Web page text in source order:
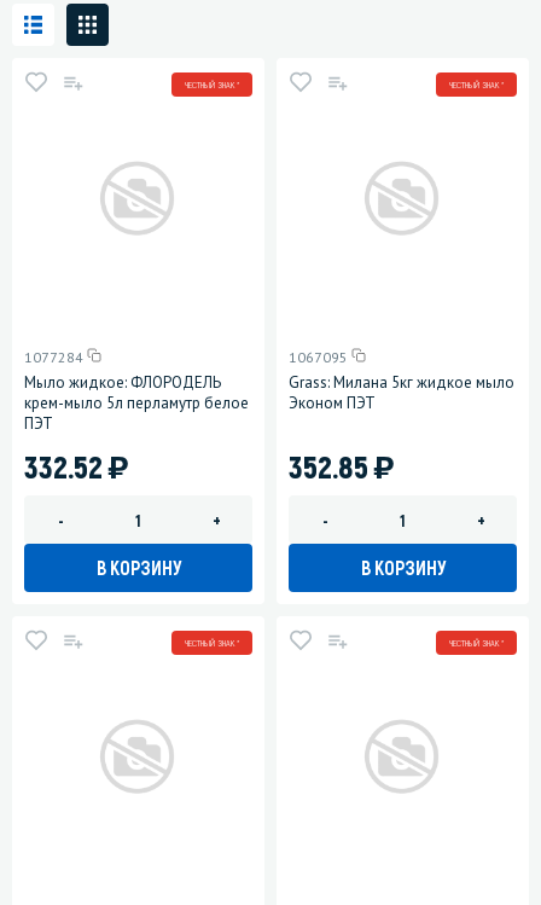
ЧЕСТНЫЙ ЗНАК *
1077284
Мыло жидкое: ФЛОРОДЕЛЬ
крем-мыло 5л перламутр белое
ПЭТ
332.52)
- +
В КОРЗИНУ
ЧЕСТНЫЙ ЗНАК *
1067095
Grass: Милана 5кг жидкое мыло
Эконом ПЭТ
352.85)
- +
В КОРЗИНУ
ЧЕСТНЫЙ ЗНАК * ЧЕСТНЫЙ ЗНАК *